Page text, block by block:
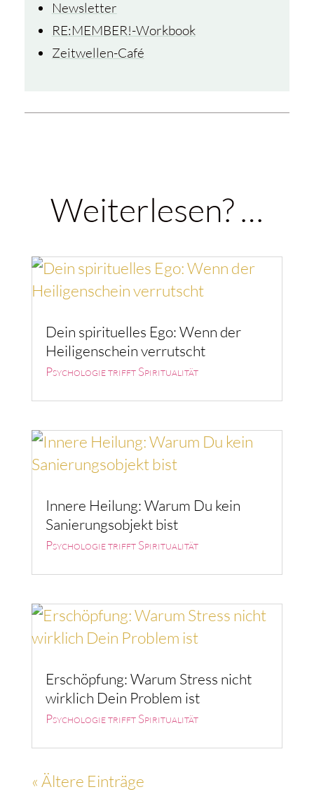
Newsletter
RE:MEMBER!-Workbook
Zeitwellen-Café
Weiterlesen? …
Dein spirituelles Ego: Wenn der
Heiligenschein verrutscht
Psychologie trifft Spiritualität
Innere Heilung: Warum Du kein
Sanierungsobjekt bist
Psychologie trifft Spiritualität
Erschöpfung: Warum Stress nicht
wirklich Dein Problem ist
Psychologie trifft Spiritualität
« Ältere Einträge